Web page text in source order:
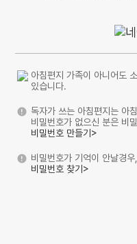
아침편지 가족이 아니어도
있습니다.
독자가 쓰는 아침편지는 아
비밀번호가 없으신 분은 비
비밀번호 만들기>
비밀번호가 기억이 안날경
비밀번호 찾기>